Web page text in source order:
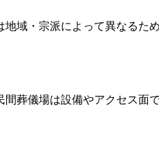
域・宗派によって異なるた
葬儀場は設備やアクセス面